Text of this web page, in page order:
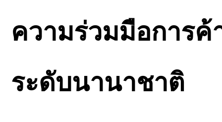
ความร่วมมือการค้
ระดับนานาชาติ